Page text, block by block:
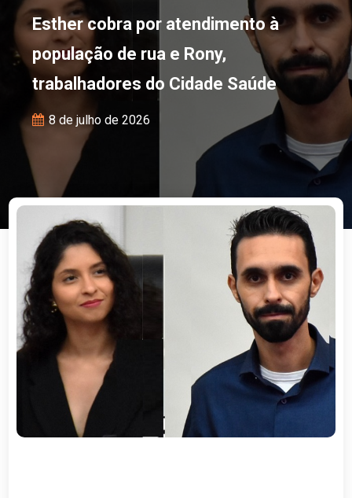
Esther cobra por atendimento à
população de rua e Rony,
trabalhadores do Cidade Saúde
8 de julho de 2026